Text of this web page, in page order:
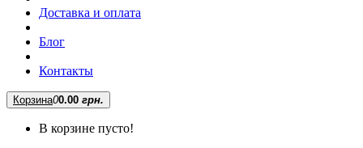
Доставка и оплата
Блог
Контакты
Корзина00.00 грн.
В корзине пусто!